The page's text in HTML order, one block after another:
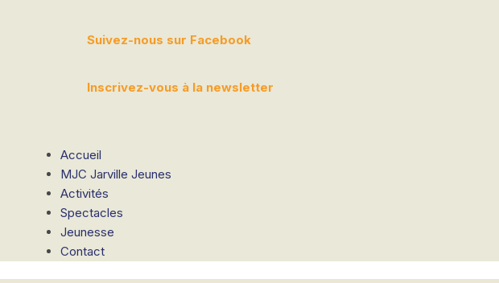
Suivez-nous sur Facebook
Inscrivez-vous à la newsletter
Accueil
MJC Jarville Jeunes
Activités
Spectacles
Jeunesse
Contact